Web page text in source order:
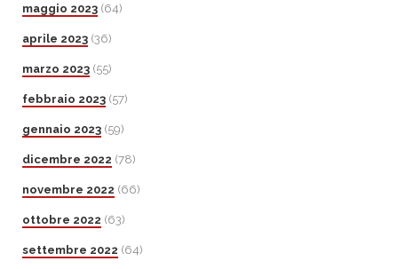
maggio 2023 (64)
aprile 2023 (36)
marzo 2023 (55)
febbraio 2023 (57)
gennaio 2023 (59)
dicembre 2022 (78)
novembre 2022 (66)
ottobre 2022 (63)
settembre 2022 (64)